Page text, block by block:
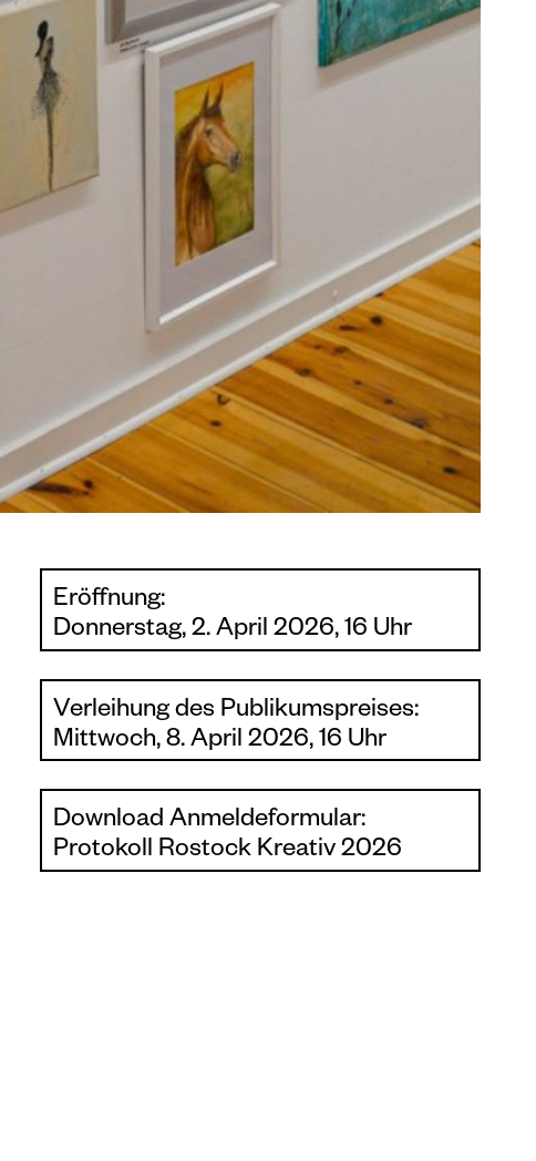
Eröffnung:
Donnerstag, 2. April 2026, 16 Uhr
Verleihung des Publikumspreises:
Mittwoch, 8. April 2026, 16 Uhr
Download Anmeldeformular:
Protokoll Rostock Kreativ 2026